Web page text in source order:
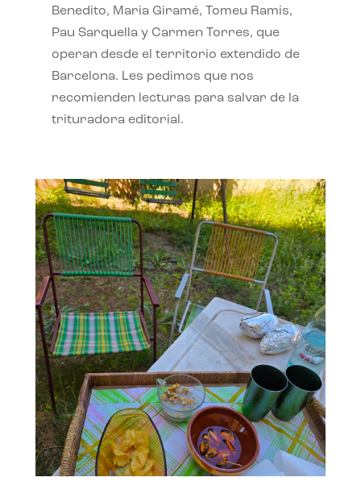
Benedito, Maria Giramé, Tomeu Ramis,
Pau Sarquella y Carmen Torres, que
operan desde el territorio extendido de
Barcelona. Les pedimos que nos
recomienden lecturas para salvar de la
trituradora editorial.